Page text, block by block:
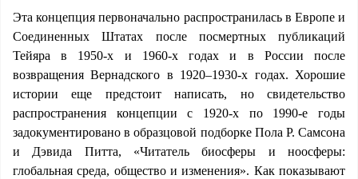
Эта концепция первоначально распространилась в Европе и
Соединенных Штатах после посмертных публикаций
Тейяра в 1950-х и 1960-х годах и в России после
возвращения Вернадского в 1920–1930-х годах. Хорошие
истории еще предстоит написать, но свидетельство
распространения концепции с 1920-х по 1990-е годы
задокументировано в образцовой подборке Пола Р. Самсона
и Дэвида Питта, «Читатель биосферы и ноосферы:
глобальная среда, общество и изменения». Как показывают